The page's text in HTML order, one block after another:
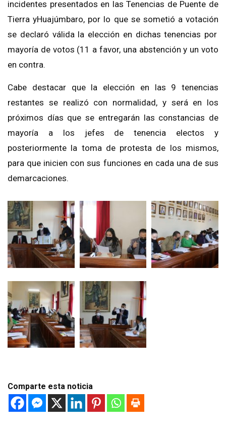
incidentes presentados en las Tenencias de Puente de
Tierra yHuajúmbaro, por lo que se sometió a votación
se declaró válida la elección en dichas tenencias por
mayoría de votos (11 a favor, una abstención y un voto
en contra.
Cabe destacar que la elección en las 9 tenencias
restantes se realizó con normalidad, y será en los
próximos días que se entregarán las constancias de
mayoría a los jefes de tenencia electos y
posteriormente la toma de protesta de los mismos,
para que inicien con sus funciones en cada una de sus
demarcaciones.
Comparte esta noticia